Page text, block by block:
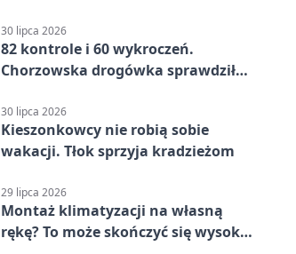
30 lipca 2026
82 kontrole i 60 wykroczeń.
Chorzowska drogówka sprawdziła
30 lipca 2026
Kieszonkowcy nie robią sobie
wakacji. Tłok sprzyja kradzieżom
29 lipca 2026
Montaż klimatyzacji na własną
rękę? To może skończyć się wysoką